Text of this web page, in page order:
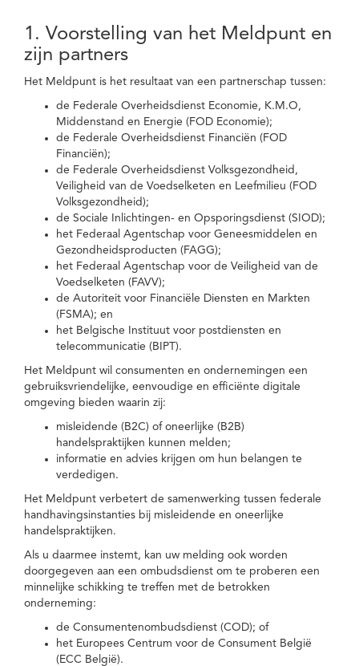
1. Voorstelling van het Meldpunt en
zijn partners
Het Meldpunt is het resultaat van een partnerschap tussen:
de Federale Overheidsdienst Economie, K.M.O,
Middenstand en Energie (FOD Economie);
de Federale Overheidsdienst Financiën (FOD
Financiën);
de Federale Overheidsdienst Volksgezondheid,
Veiligheid van de Voedselketen en Leefmilieu (FOD
Volksgezondheid);
de Sociale Inlichtingen- en Opsporingsdienst (SIOD);
het Federaal Agentschap voor Geneesmiddelen en
Gezondheidsproducten (FAGG);
het Federaal Agentschap voor de Veiligheid van de
Voedselketen (FAVV);
de Autoriteit voor Financiële Diensten en Markten
(FSMA); en
het Belgische Instituut voor postdiensten en
telecommunicatie (BIPT).
Het Meldpunt wil consumenten en ondernemingen een
gebruiksvriendelijke, eenvoudige en efficiënte digitale
omgeving bieden waarin zij:
misleidende (B2C) of oneerlijke (B2B)
handelspraktijken kunnen melden;
informatie en advies krijgen om hun belangen te
verdedigen.
Het Meldpunt verbetert de samenwerking tussen federale
handhavingsinstanties bij misleidende en oneerlijke
handelspraktijken.
Als u daarmee instemt, kan uw melding ook worden
doorgegeven aan een ombudsdienst om te proberen een
minnelijke schikking te treffen met de betrokken
onderneming:
de Consumentenombudsdienst (COD); of
het Europees Centrum voor de Consument België
(ECC België).